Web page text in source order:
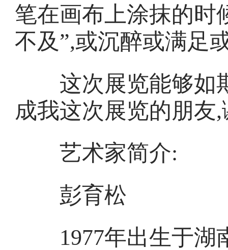
笔在画布上涂抹的时
不及”,或沉醉或满足
这次展览能够如
成我这次展览的朋友
艺术家简介:
彭育松
1977年出生于湖